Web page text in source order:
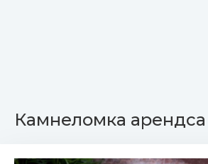
Камнеломка арендса